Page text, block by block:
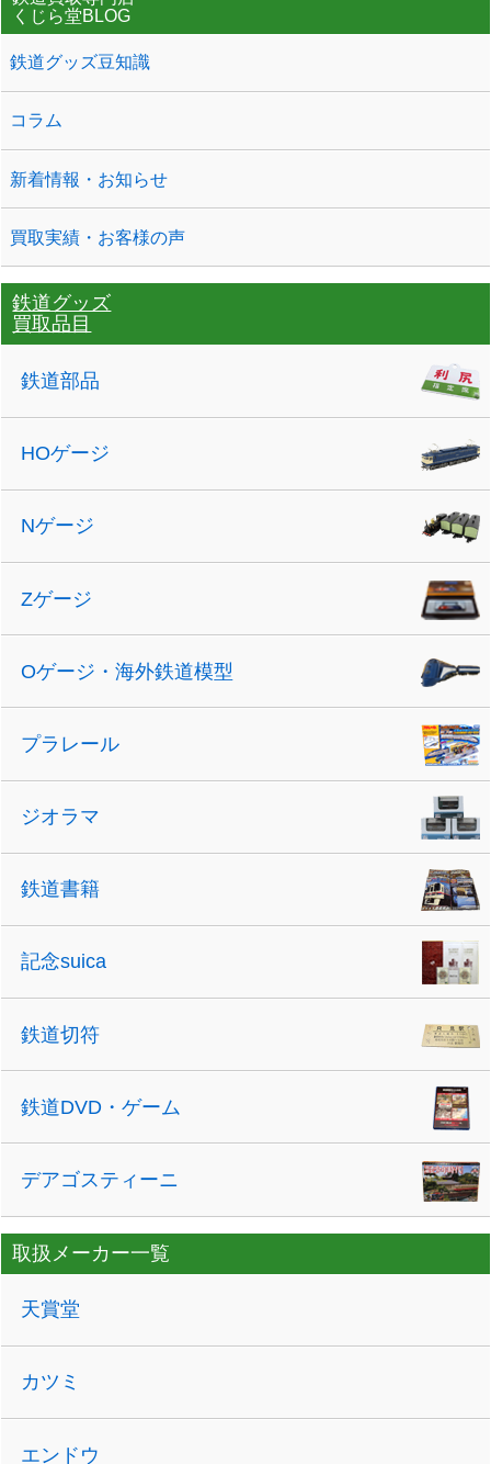
くじら堂BLOG
鉄道グッズ豆知識
コラム
新着情報・お知らせ
買取実績・お客様の声
鉄道グッズ
買取品目
鉄道部品
HOゲージ
Nゲージ
Zゲージ
Oゲージ・海外鉄道模型
プラレール
ジオラマ
鉄道書籍
記念suica
鉄道切符
鉄道DVD・ゲーム
デアゴスティーニ
取扱メーカー一覧
天賞堂
カツミ
エンドウ